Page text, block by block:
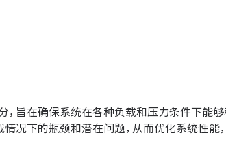
旨在确保系统在各种负载和压力条件下能够
况下的瓶颈和潜在问题，从而优化系统性能